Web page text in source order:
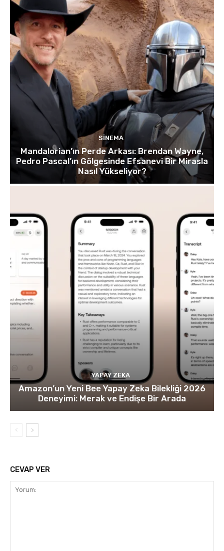
SINEMA
Mandalorian’ın Perde Arkası: Brendan Wayne,
Pedro Pascal’ın Gölgesinde Efsanevi Bir Mirasla
Nasıl Yükseliyor?
YAPAY ZEKA
Amazon’un Yeni Bee Yapay Zeka Bilekliği 2026
Deneyimi: Merak ve Endişe Bir Arada
CEVAP VER